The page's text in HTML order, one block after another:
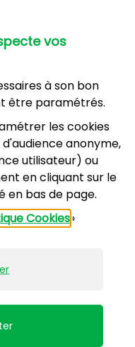
vos
à son bon
être paramétrés.
les cookies
anonyme,
utilisateur) ou
en cliquant sur le
en bas de page.
Cookies»
Bagneux
00
- 92220 Bagneux
00
: 8h30-12h et
État civil (hors
conforme